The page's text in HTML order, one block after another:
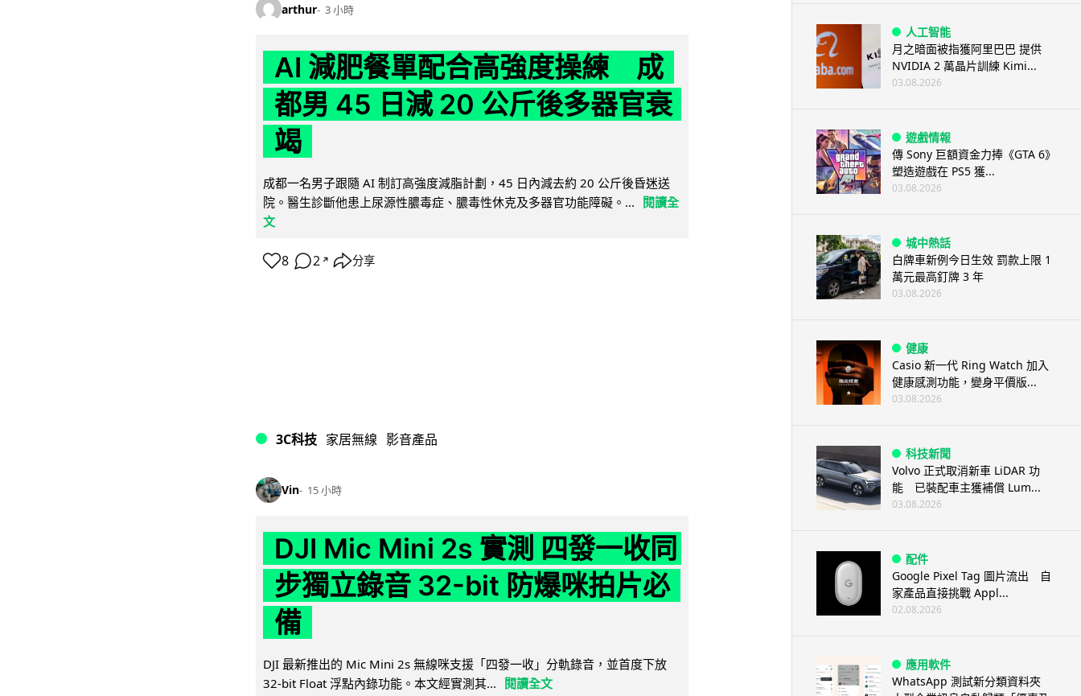
arthur 3 小時
AI 減肥餐單配合高強度操練 成
都男 45 日減 20 公斤後多器官衰
竭
成都一名男子跟隨 AI 制訂高強度減脂計劃，45 日內減去約 20 公斤後昏迷送
院。醫生診斷他患上尿源性膿毒症、膿毒性休克及多器官功能障礙。...
閱讀全
文
8 2 ↗ 分享
3C科技 家居無線 影音產品
Vin 15 小時
DJI Mic Mini 2s 實測 四發一收同
步獨立錄音 32-bit 防爆咪拍片必
備
DJI 最新推出的 Mic Mini 2s 無線咪支援「四發一收」分軌錄音，並首度下放
32-bit Float 浮點內錄功能。本文經實測其... 閱讀全文
人工智能
月之暗面被指獲阿里巴巴 提供
NVIDIA 2 萬晶片訓練 Kimi...
03.08.2026
遊戲情報
傳 Sony 巨額資金力捧《GTA 6》
塑造遊戲在 PS5 獲...
03.08.2026
城中熱話
白牌車新例今日生效 罰款上限 1
萬元最高釘牌 3 年
03.08.2026
健康
Casio 新一代 Ring Watch 加入
健康感測功能，變身平價版...
03.08.2026
科技新聞
Volvo 正式取消新車 LiDAR 功
能 已裝配車主獲補償 Lum...
03.08.2026
配件
Google Pixel Tag 圖片流出 自
家產品直接挑戰 Appl...
02.08.2026
應用軟件
WhatsApp 測試新分類資料夾